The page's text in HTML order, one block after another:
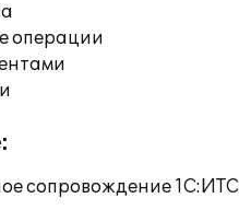
операции
сопровождение 1С:ИТС